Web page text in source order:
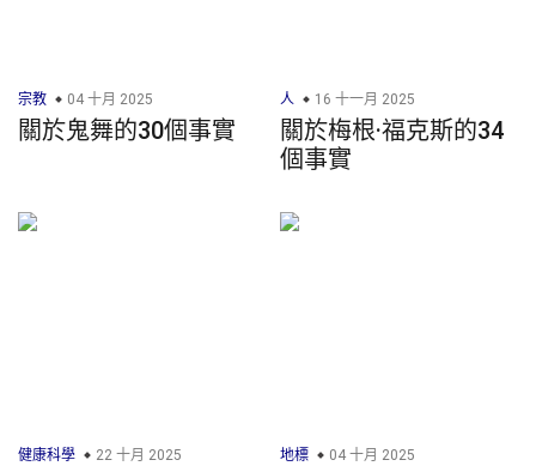
宗教 04 十月 2025
關於鬼舞的30個事實
人 16 十一月 2025
關於梅根·福克斯的34
個事實
健康科學 22 十月 2025 地標 04 十月 2025